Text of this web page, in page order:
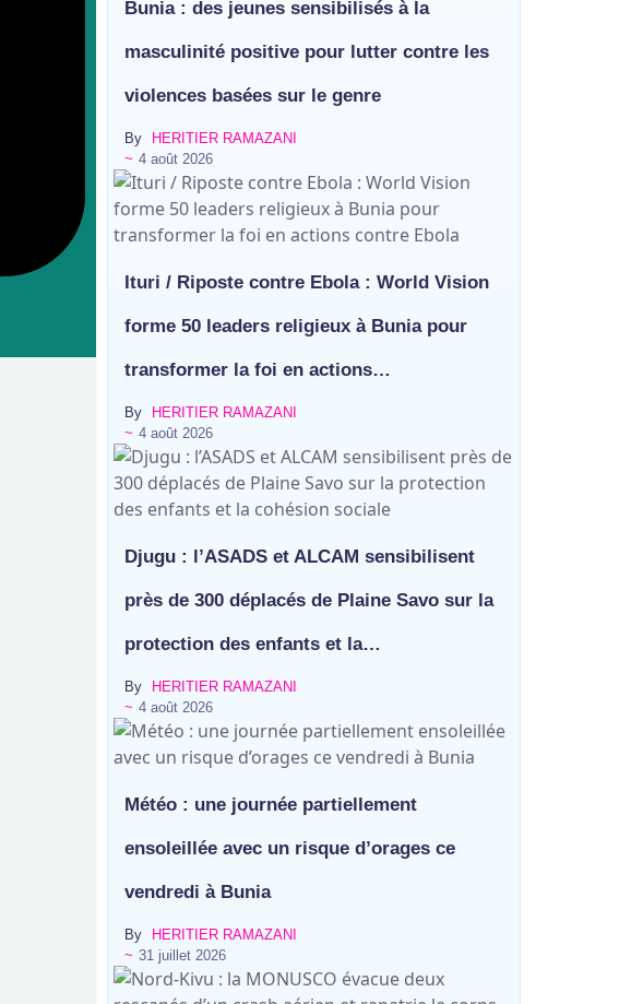
Bunia : des jeunes sensibilisés à la
masculinité positive pour lutter contre les
violences basées sur le genre
By
HERITIER RAMAZANI
~ 4 août 2026
Ituri / Riposte contre Ebola : World Vision
forme 50 leaders religieux à Bunia pour
transformer la foi en actions…
By
HERITIER RAMAZANI
~ 4 août 2026
Djugu : l’ASADS et ALCAM sensibilisent
près de 300 déplacés de Plaine Savo sur la
protection des enfants et la…
By
HERITIER RAMAZANI
~ 4 août 2026
Météo : une journée partiellement
ensoleillée avec un risque d’orages ce
vendredi à Bunia
By
HERITIER RAMAZANI
~ 31 juillet 2026